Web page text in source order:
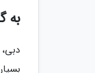
به